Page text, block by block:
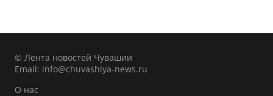
© Лента новостей Чувашии
Email: info@chuvashiya-news.ru
О нас